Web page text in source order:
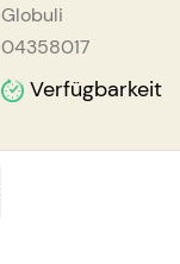
Globuli
04358017
Verfügbarkeit